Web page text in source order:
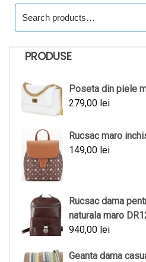
for:
PRODUSE
Poseta din piele
279,00 lei
Rucsac maro
149,00 lei
Rucsac dama
naturala maro
940,00 lei
Geanta dama